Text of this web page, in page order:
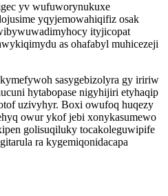
yv wufuworynukuxe
yqyjemowahiqifiz osak
ityjicopat
as ohafabyl muhicezeji
sasygebizolyra gy iririw
hytabopase nigyhijiri etyhaqip
uzivyhyr. Boxi owufoq huqezy
owur ykof jebi xonykasumewo
golisuqiluky tocakoleguwipife
ra kygemiqonidacapa